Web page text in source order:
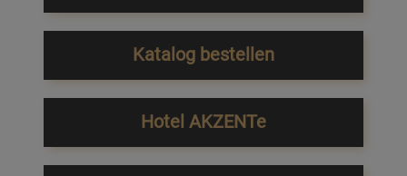
Katalog bestellen
Hotel AKZENTe